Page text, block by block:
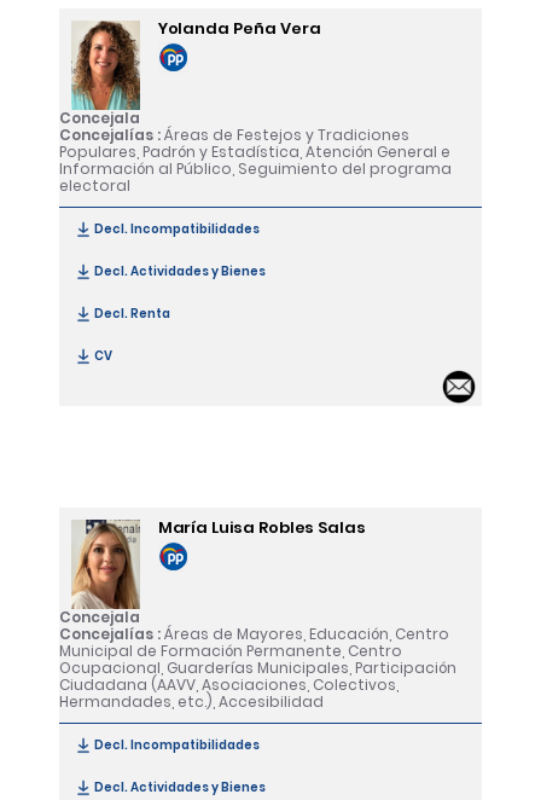
Yolanda Peña Vera
Concejala
Concejalías :Áreas de Festejos y Tradiciones
Populares, Padrón y Estadística, Atención General e
Información al Público, Seguimiento del programa
electoral
Decl. Incompatibilidades[Yolanda Peña Vera]
Decl. Actividades y Bienes[Yolanda Peña Vera]
Decl. Renta[Yolanda Peña Vera]
CV[Yolanda Peña Vera]
María Luisa Robles Salas
Concejala
Concejalías :Áreas de Mayores, Educación, Centro
Municipal de Formación Permanente, Centro
Ocupacional, Guarderías Municipales, Participación
Ciudadana (AAVV, Asociaciones, Colectivos,
Hermandades, etc.), Accesibilidad
Decl. Incompatibilidades[María Luisa Robles Salas]
Decl. Actividades y Bienes[María Luisa Robles Salas]